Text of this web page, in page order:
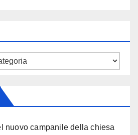
nuovo campanile della chiesa